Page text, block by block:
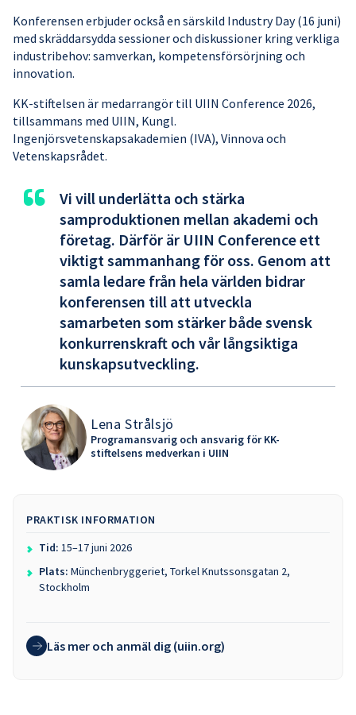
Konferensen erbjuder också en särskild Industry Day (16 juni)
med skräddarsydda sessioner och diskussioner kring verkliga
industribehov: samverkan, kompetensförsörjning och
innovation.
KK-stiftelsen är medarrangör till UIIN Conference 2026,
tillsammans med UIIN, Kungl.
Ingenjörsvetenskapsakademien (IVA), Vinnova och
Vetenskapsrådet.
“
Vi vill underlätta och stärka
samproduktionen mellan akademi och
företag. Därför är UIIN Conference ett
viktigt sammanhang för oss. Genom att
samla ledare från hela världen bidrar
konferensen till att utveckla
samarbeten som stärker både svensk
konkurrenskraft och vår långsiktiga
kunskapsutveckling.
Lena Strålsjö
Programansvarig och ansvarig för KK-
stiftelsens medverkan i UIIN
PRAKTISK INFORMATION
Tid: 15–17 juni 2026
Plats: Münchenbryggeriet, Torkel Knutssonsgatan 2,
Stockholm
Läs mer och anmäl dig (uiin.org)